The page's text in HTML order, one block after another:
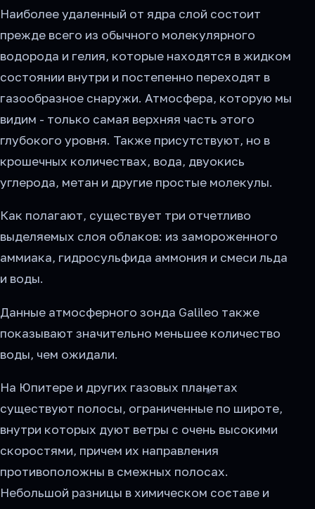
Наиболее удаленный от ядра слой состоит
прежде всего из обычного молекулярного
водорода и гелия, которые находятся в жидком
состоянии внутри и постепенно переходят в
газообразное снаружи. Атмосфера, которую мы
видим - только самая верхняя часть этого
глубокого уровня. Также присутствуют, но в
крошечных количествах, вода, двуокись
углерода, метан и другие простые молекулы.
Как полагают, существует три отчетливо
выделяемых слоя облаков: из замороженного
аммиака, гидросульфида аммония и смеси льда
и воды.
Данные атмосферного зонда Galileo также
показывают значительно меньшее количество
воды, чем ожидали.
На Юпитере и других газовых планетах
существуют полосы, ограниченные по широте,
внутри которых дуют ветры с очень высокими
скоростями, причем их направления
противоположны в смежных полосах.
Небольшой разницы в химическом составе и